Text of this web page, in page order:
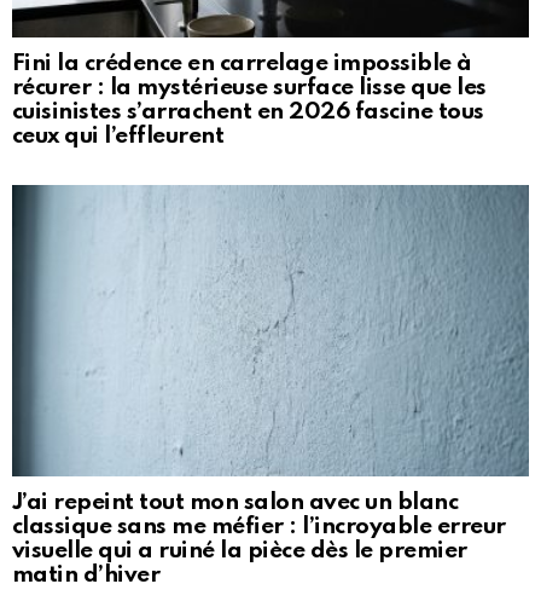
Fini la crédence en carrelage impossible à
récurer : la mystérieuse surface lisse que les
cuisinistes s’arrachent en 2026 fascine tous
ceux qui l’effleurent
J’ai repeint tout mon salon avec un blanc
classique sans me méfier : l’incroyable erreur
visuelle qui a ruiné la pièce dès le premier
matin d’hiver